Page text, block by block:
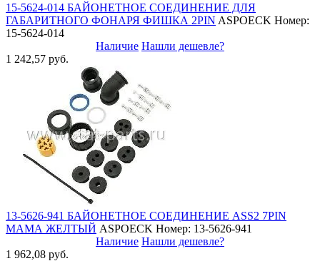
15-5624-014 БАЙОНЕТНОЕ СОЕДИНЕНИЕ ДЛЯ
ГАБАРИТНОГО ФОНАРЯ ФИШКА 2PIN ASPOECK Номер:
15-5624-014
Наличие Нашли дешевле?
1 242,57 руб.
13-5626-941 БАЙОНЕТНОЕ СОЕДИНЕНИЕ ASS2 7PIN
МАМА ЖЕЛТЫЙ ASPOECK Номер: 13-5626-941
Наличие Нашли дешевле?
1 962,08 руб.